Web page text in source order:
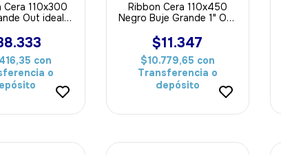
Cera 110x300
Out ideal
con
o
Ribbon Cera 110x450
Negro Buje Grande 1" Out
$11.347
$10.779,65 con
Transferencia o
depósito